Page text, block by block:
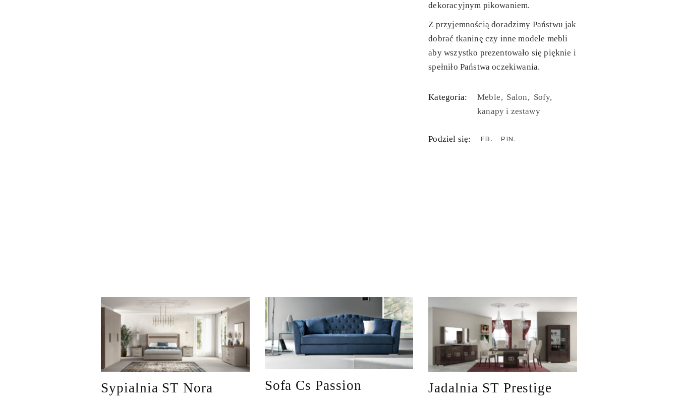
dekoracyjnym pikowaniem.
Z przyjemnością doradzimy Państwu jak
dobrać tkaninę czy inne modele mebli
aby wszystko prezentowało się pięknie i
spełniło Państwa oczekiwania.
Kategoria: Meble Salon Sofy,
kanapy i zestawy
Podziel się: FB PIN
Sypialnia ST Nora Sofa Cs Passion Jadalnia ST Prestige